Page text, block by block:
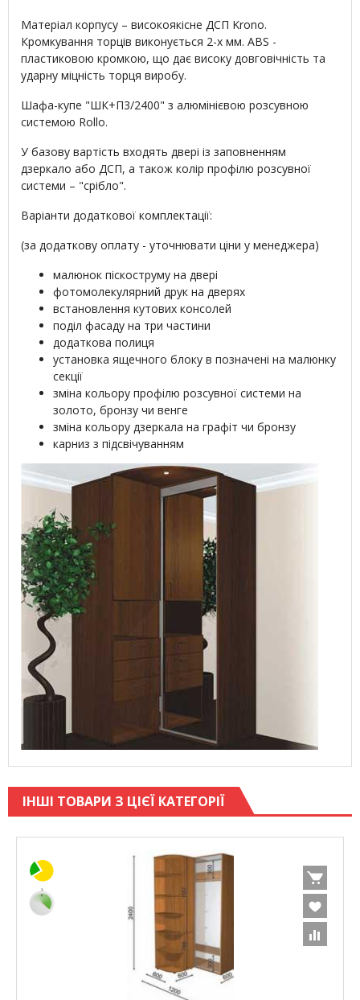
Матеріал корпусу – високоякісне ДСП Krono.
Кромкування торців виконується 2-х мм. ABS -
пластиковою кромкою, що дає високу довговічність та
ударну міцність торця виробу.
Шафа-купе "ШК+П3/2400" з алюмінієвою розсувною
системою Rollo.
У базову вартість входять двері із заповненням
дзеркало або ДСП, а також колір профілю розсувної
системи – "срібло".
Варіанти додаткової комплектації:
(за додаткову оплату - уточнювати ціни у менеджера)
малюнок піскоструму на двері
фотомолекулярний друк на дверях
встановлення кутових консолей
поділ фасаду на три частини
додаткова полиця
установка ящечного блоку в позначені на малюнку
секції
зміна кольору профілю розсувної системи на
золото, бронзу чи венге
зміна кольору дзеркала на графіт чи бронзу
карниз з підсвічуванням
ІНШІ ТОВАРИ З ЦІЄЇ КАТЕГОРІЇ